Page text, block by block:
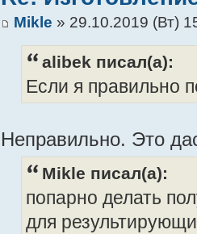
Mikle » 29.10.2019 (Вт)
alibek писал(а):
Если я правильно
Неправильно. Это
Mikle писал(а):
попарно делать
для